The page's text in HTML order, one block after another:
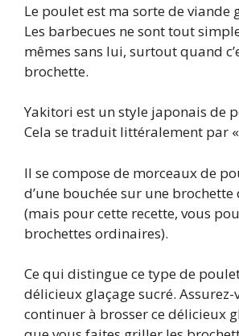
Le poulet est ma sorte de viande
Les barbecues ne sont tout
mêmes sans lui, surtout quand
brochette.
Yakitori est un style japonais de
Cela se traduit littéralement par
Il se compose de morceaux de
d’une bouchée sur une
(mais pour cette recette, vous
brochettes ordinaires).
Ce qui distingue ce type de
délicieux glaçage sucré. Assurez-
continuer à brosser ce délicieux